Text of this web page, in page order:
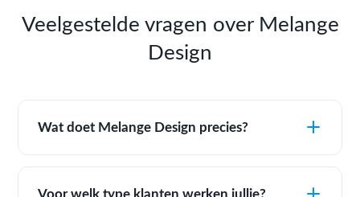
Veelgestelde vragen over Melange
Design
Wat doet Melange Design precies?
Voor welk type klanten werken jullie?